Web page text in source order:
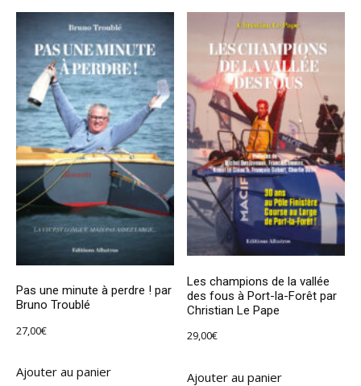
Pas une minute à perdre ! par
Bruno Troublé
27,00€
Ajouter au panier
Les champions de la vallée
des fous à Port-la-Forêt par
Christian Le Pape
29,00€
Ajouter au panier